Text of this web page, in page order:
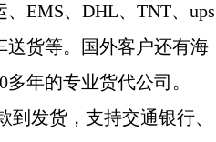
EMS、DHL、TNT、ups
送货等。国外客户还有海
年的专业货代公司。
发货，支持交通银行、